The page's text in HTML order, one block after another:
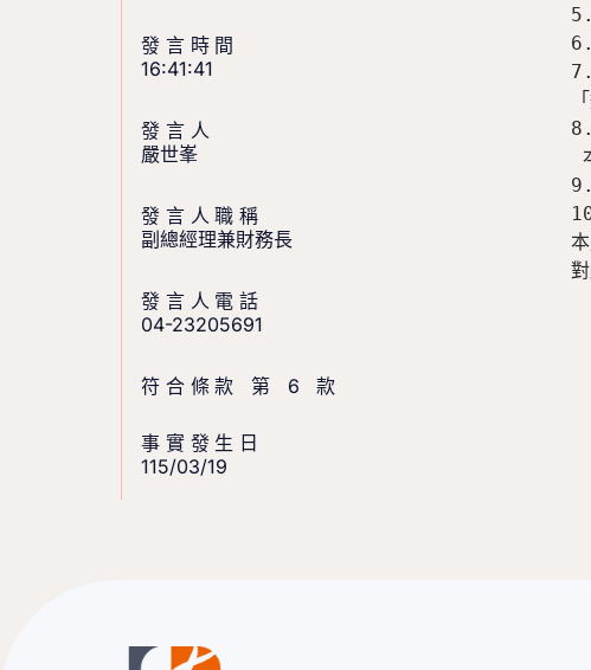
發言時間
16:41:41
發言人
嚴世峯
發言人職稱
副總經理兼財務長
發言人電話
04-23205691
符合條款 第 6 款
事實發生日
115/03/19